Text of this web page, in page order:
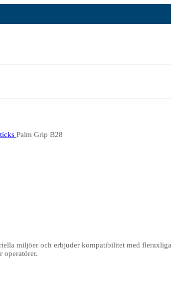
Palm Grip B28
miljöer och erbjuder kompatibilitet med
operatörer.